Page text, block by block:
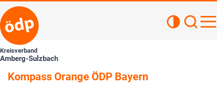
Kreisverband
Amberg-Sulzbach
Kompass Orange ÖDP Bayern